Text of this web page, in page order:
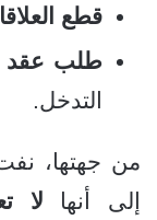
قطع
طلب عقد
التدخل.
من جهتها،
إلى أنها لا